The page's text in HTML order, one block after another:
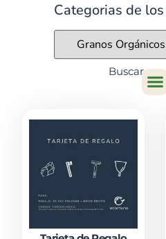
Categorias de
Buscar